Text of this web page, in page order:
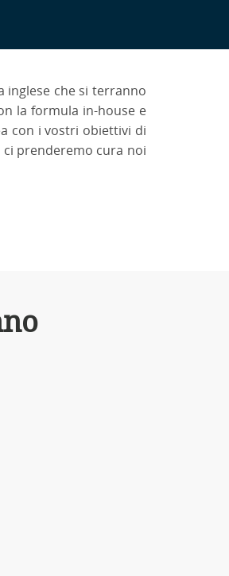
inglese che si terranno
la formula in-house e
con i vostri obiettivi di
ci prenderemo cura noi